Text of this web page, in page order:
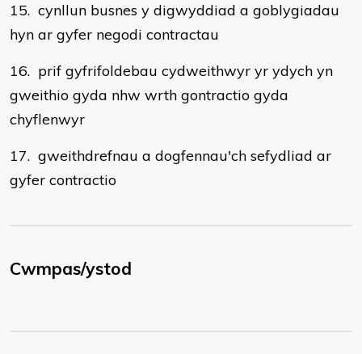
15. cynllun busnes y digwyddiad a goblygiadau
hyn ar gyfer negodi contractau
16. prif gyfrifoldebau cydweithwyr yr ydych yn
gweithio gyda nhw wrth gontractio gyda
chyflenwyr
17. gweithdrefnau a dogfennau'ch sefydliad ar
gyfer contractio
Cwmpas/ystod